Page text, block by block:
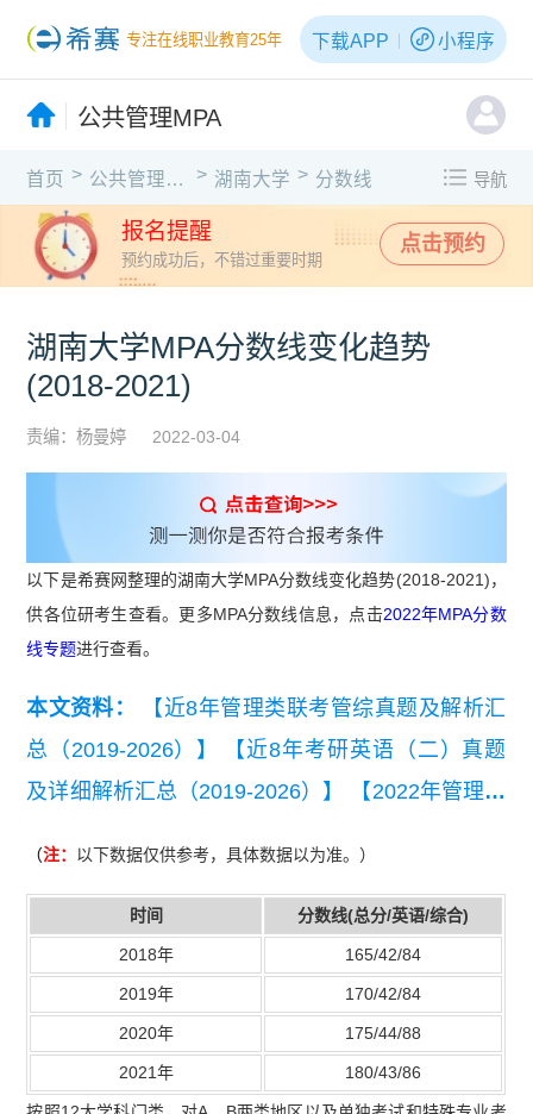
专注在线职业教育25年 下载APP 小程序
公共管理MPA
首页 > 公共管理MPA > 湖南大学 > 分数线 导航
报名提醒
预约成功后，不错过重要时期
点击预约
湖南大学MPA分数线变化趋势
(2018-2021)
责编：杨曼婷 2022-03-04
以下是希赛网整理的湖南大学MPA分数线变化趋势(2018-2021)，
供各位研考生查看。更多MPA分数线信息，点击2022年MPA分数
线专题进行查看。
本文资料：
【近8年管理类联考管综真题及解析汇
总（2019-2026）】
【近8年考研英语（二）真题
及详细解析汇总（2019-2026）】
【2022年管理联
（注： 以下数据仅供参考，具体数据以为准。）
时间 分数线(总分/英语/综合)
2018年 165/42/84
2019年 170/42/84
2020年 175/44/88
2021年 180/43/86